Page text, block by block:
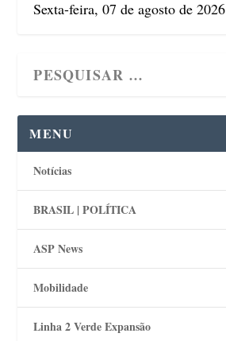
Sexta-feira, 07 de agosto de 2026
MENU
Notícias
BRASIL | POLÍTICA
ASP News
Mobilidade
Linha 2 Verde Expansão